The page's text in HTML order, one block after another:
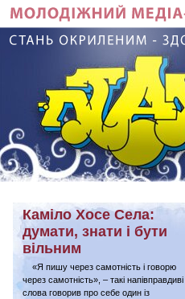
Каміло Хосе Села:
думати, знати і бути
вільним
«Я пишу через самотність і говорю
через самотність», – такі напівправдиві
слова говорив про себе один із